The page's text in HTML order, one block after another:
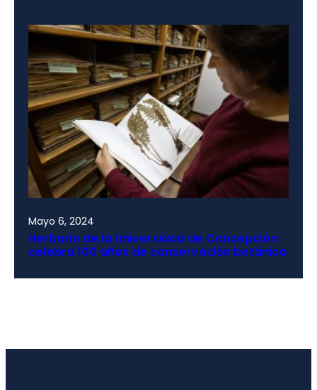
Mayo 6, 2024
Herbario de la Universidad de Concepción
celebra 100 años de conservación botánica